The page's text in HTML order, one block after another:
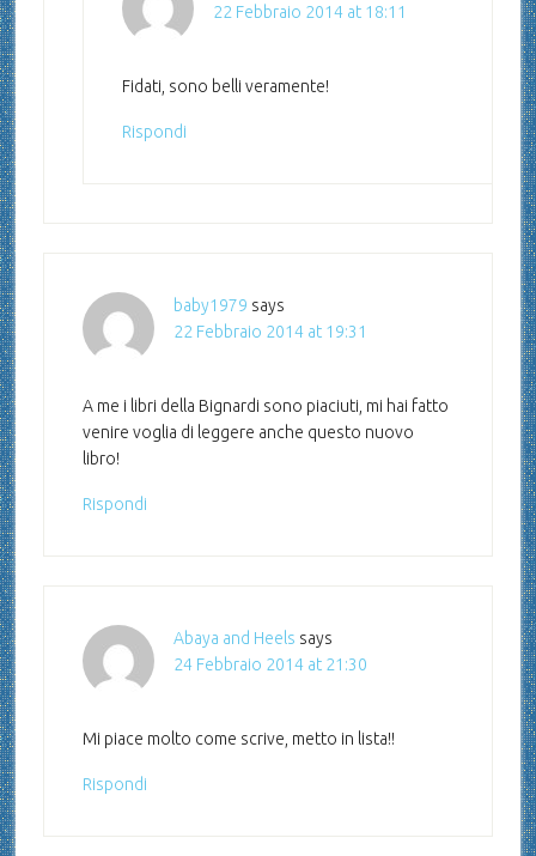
22 Febbraio 2014 at 18:11
Fidati, sono belli veramente!
Rispondi
baby1979 says
22 Febbraio 2014 at 19:31
A me i libri della Bignardi sono piaciuti, mi hai fatto
venire voglia di leggere anche questo nuovo
libro!
Rispondi
Abaya and Heels says
24 Febbraio 2014 at 21:30
Mi piace molto come scrive, metto in lista!!
Rispondi